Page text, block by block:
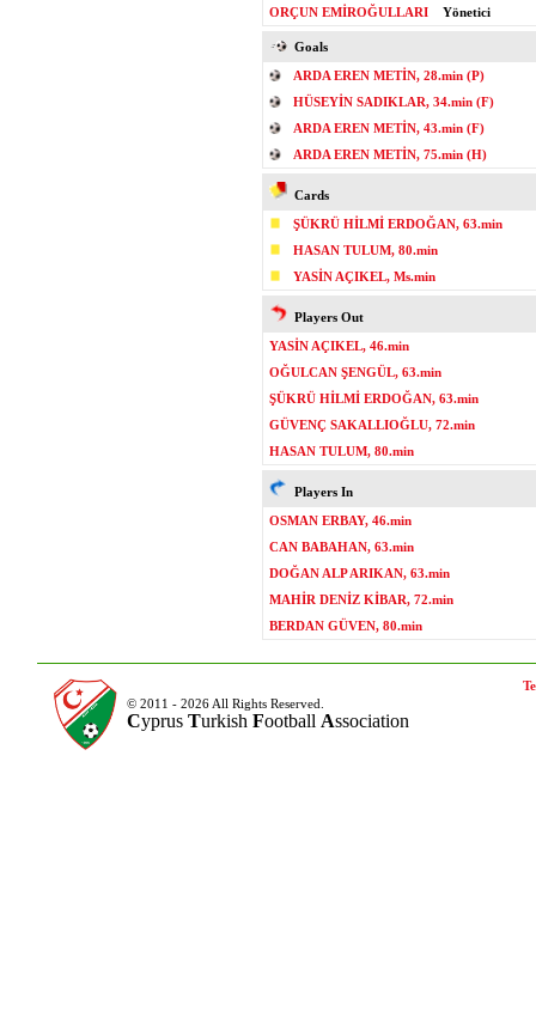
ORÇUN EMİROĞULLARI Yönetici
Goals
ARDA EREN METİN, 28.min (P)
HÜSEYİN SADIKLAR, 34.min (F)
ARDA EREN METİN, 43.min (F)
ARDA EREN METİN, 75.min (H)
Cards
ŞÜKRÜ HİLMİ ERDOĞAN, 63.min
HASAN TULUM, 80.min
YASİN AÇIKEL, Ms.min
Players Out
YASİN AÇIKEL, 46.min
OĞULCAN ŞENGÜL, 63.min
ŞÜKRÜ HİLMİ ERDOĞAN, 63.min
GÜVENÇ SAKALLIOĞLU, 72.min
HASAN TULUM, 80.min
Players In
OSMAN ERBAY, 46.min
CAN BABAHAN, 63.min
DOĞAN ALP ARIKAN, 63.min
MAHİR DENİZ KİBAR, 72.min
BERDAN GÜVEN, 80.min
© 2011 - 2026 All Rights Reserved.
Cyprus Turkish Football Association